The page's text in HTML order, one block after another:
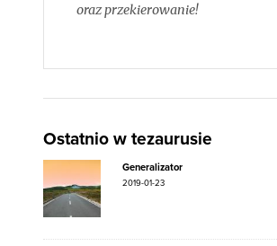
oraz przekierowanie!
Ostatnio w tezaurusie
Generalizator
2019-01-23